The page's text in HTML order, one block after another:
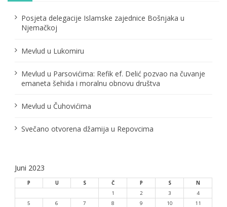
a
a
k
Posjeta delegacije Islamske zajednice Bošnjaka u
Njemačkoj
Mevlud u Lukomiru
Mevlud u Parsovićima: Refik ef. Delić pozvao na čuvanje
emaneta šehida i moralnu obnovu društva
Mevlud u Čuhovićima
Svečano otvorena džamija u Repovcima
Juni 2023
P U S Č P S
N
1
2 3
4
5
6 7 8 9 10
11